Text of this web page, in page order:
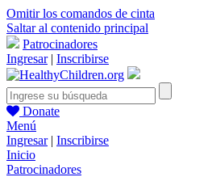
Omitir los comandos de cinta
Saltar al contenido principal
Patrocinadores
Ingresar| Inscribirse
Donate
Menú
Ingresar| Inscribirse
Inicio
Patrocinadores